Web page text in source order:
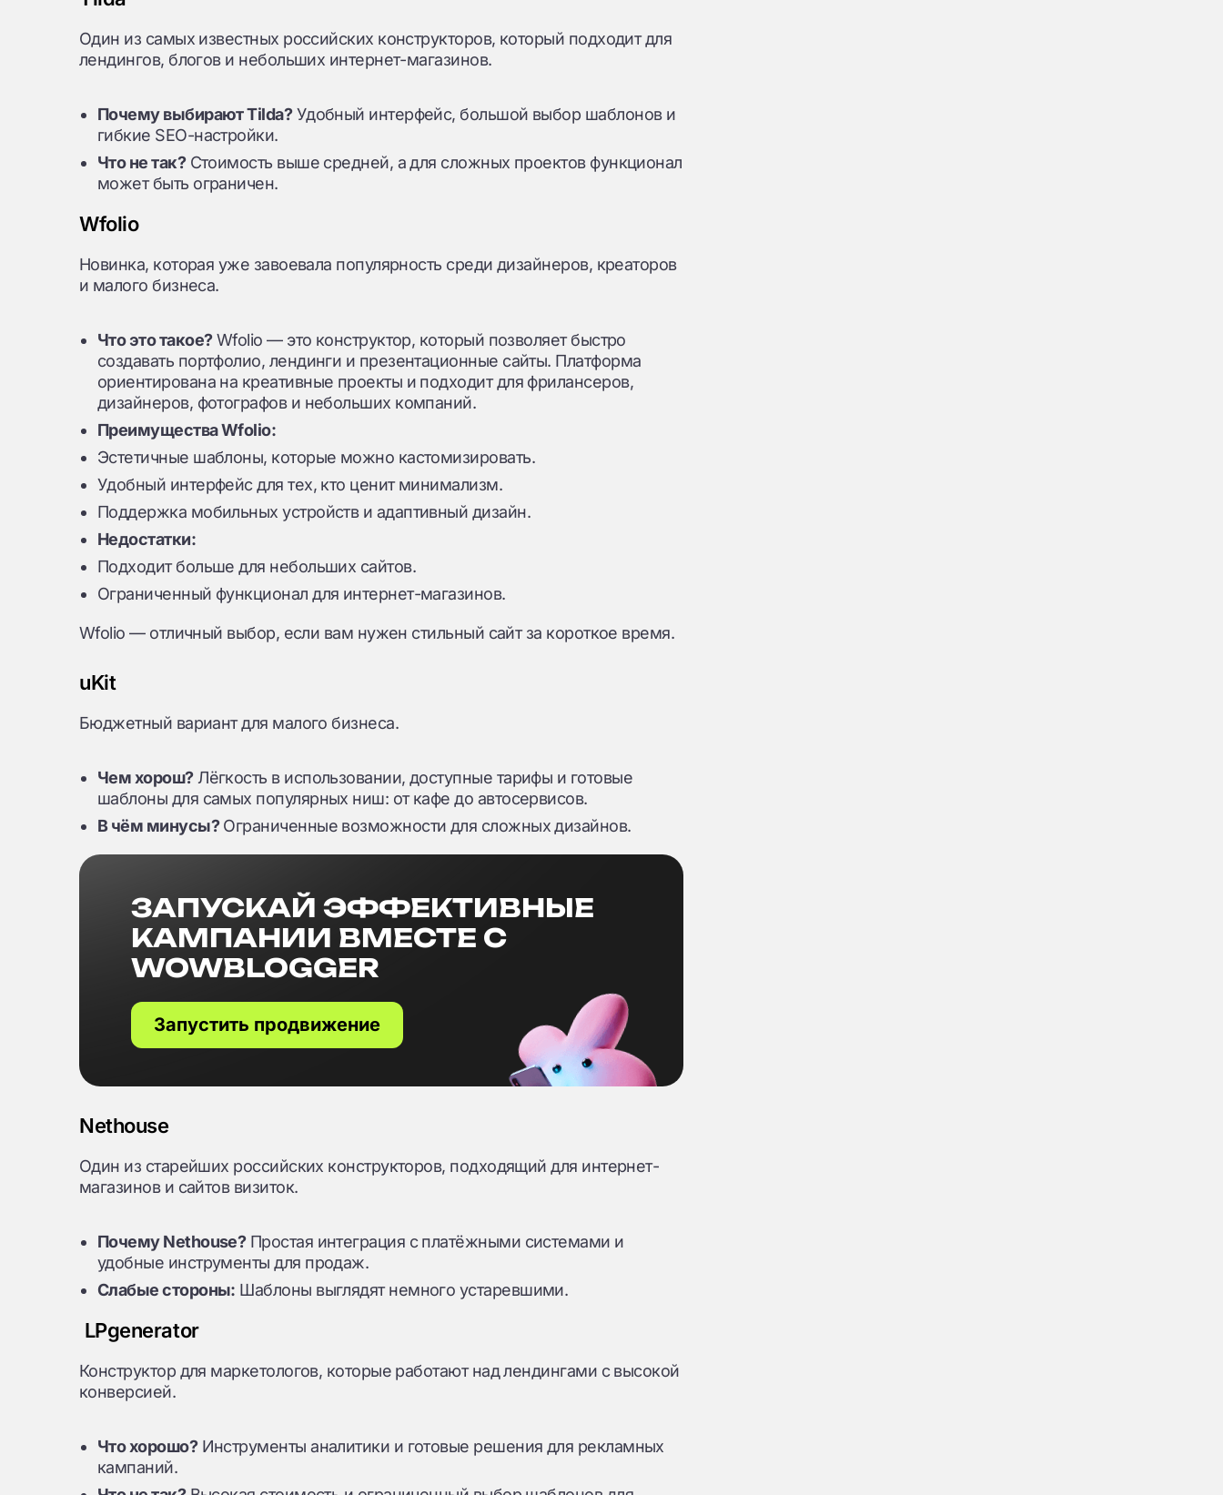
Один из самых известных российских конструкторов, который подходит для
лендингов, блогов и небольших интернет-магазинов.
Почему выбирают Tilda?Удобный интерфейс, большой выбор шаблонов и
гибкие SEO-настройки.
Что не так?Стоимость выше средней, а для сложных проектов функционал
может быть ограничен.
Wfolio
Новинка, которая уже завоевала популярность среди дизайнеров, креаторов
и малого бизнеса.
Что это такое?Wfolio — это конструктор, который позволяет быстро
создавать портфолио, лендинги и презентационные сайты. Платформа
ориентирована на креативные проекты и подходит для фрилансеров,
дизайнеров, фотографов и небольших компаний.
Преимущества Wfolio:
Эстетичные шаблоны, которые можно кастомизировать.
Удобный интерфейс для тех, кто ценит минимализм.
Поддержка мобильных устройств и адаптивный дизайн.
Недостатки:
Подходит больше для небольших сайтов.
Ограниченный функционал для интернет-магазинов.
Wfolio — отличный выбор, если вам нужен стильный сайт за короткое время.
uKit
Бюджетный вариант для малого бизнеса.
Чем хорош?Лёгкость в использовании, доступные тарифы и готовые
шаблоны для самых популярных ниш: от кафе до автосервисов.
В чём минусы?Ограниченные возможности для сложных дизайнов.
ЗАПУСКАЙ ЭФФЕКТИВНЫЕ
КАМПАНИИ ВМЕСТЕ С
WOWBLOGGER
Запустить продвижение
Nethouse
Один из старейших российских конструкторов, подходящий для интернет-
магазинов и сайтов визиток.
Почему Nethouse?Простая интеграция с платёжными системами и
удобные инструменты для продаж.
Слабые стороны: Шаблоны выглядят немного устаревшими.
LPgenerator
Конструктор для маркетологов, которые работают над лендингами с высокой
конверсией.
Что хорошо?Инструменты аналитики и готовые решения для рекламных
кампаний.